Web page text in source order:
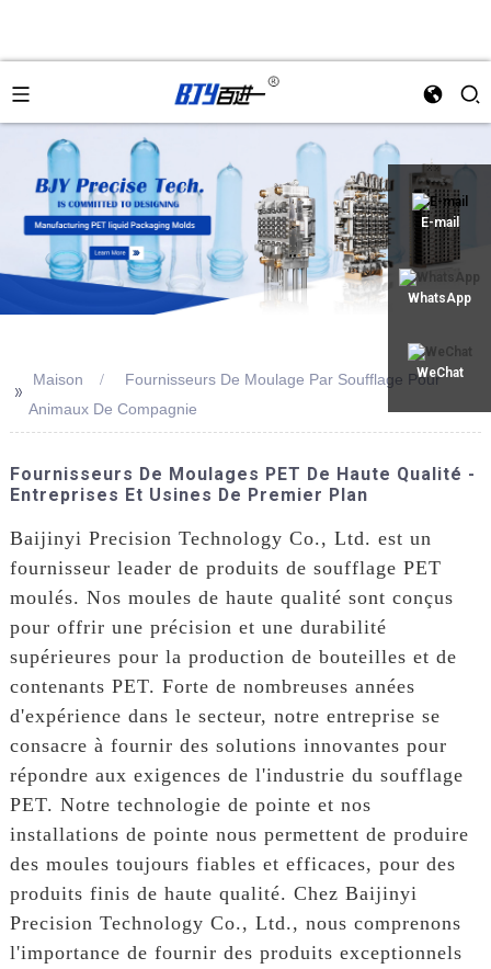
E-mail
WhatsApp
WeChat
>> Maison
Fournisseurs De Moulage Par Soufflage Pour
Animaux De Compagnie
Fournisseurs De Moulages PET De Haute Qualité -
Entreprises Et Usines De Premier Plan
Baijinyi Precision Technology Co., Ltd. est un
fournisseur leader de produits de soufflage PET
moulés. Nos moules de haute qualité sont conçus
pour offrir une précision et une durabilité
supérieures pour la production de bouteilles et de
contenants PET. Forte de nombreuses années
d'expérience dans le secteur, notre entreprise se
consacre à fournir des solutions innovantes pour
répondre aux exigences de l'industrie du soufflage
PET. Notre technologie de pointe et nos
installations de pointe nous permettent de produire
des moules toujours fiables et efficaces, pour des
produits finis de haute qualité. Chez Baijinyi
Precision Technology Co., Ltd., nous comprenons
l'importance de fournir des produits exceptionnels